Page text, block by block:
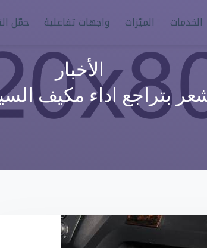
الخدمات الميّزات واجهات تفاعلية حمّل
الأخبار
بتراجع اداء مكيف